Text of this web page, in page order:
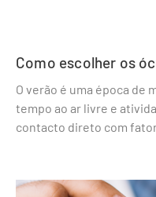
Como escolher os
O verão é uma época de
tempo ao ar livre e
contacto direto com